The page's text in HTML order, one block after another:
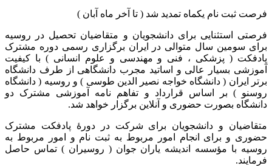
فرصت ثبت نام یکماه تمدید شد ( تا آخر ماه آبان )
فرصتی استثنایی برای دانشجویان و متقاضیان تحصیل در روسیه
برای سومین سال متوالی در ایران برگزاری رسمی دوره مشترک
پادفکت ( پزشکی ، فنی و مهندسی و علوم انسانی ) با کیفیت
آموزشی بسیار عالی و اساتید مجرب دانشگاهی از طرف دانشگاه
برتر ایران ( دانشگاه خواجه نصیر الدین طوسی ) و روسیه ( دانشگاه
روسنو ) بر اساس قرارداد و تفاهم نامه آموزشی مشترک دو
دانشگاه بصورت حضوری و آنلاین برگزار خواهد شد.
متقاضیان و دانشجویان برای شرکت در دورهٔ پادفکت مشترک
حضوری و برای انجام امور مربوط به ثبت نام و امور مربوط به
روسیه با مؤسسه اندیشه یاران جوان ( روسیران ) تماس حاصل
فرمایند.